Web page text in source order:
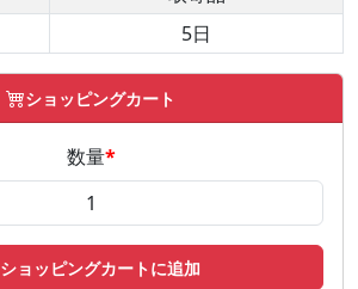
5日
ショッピングカート
数量*
ショッピングカートに追加